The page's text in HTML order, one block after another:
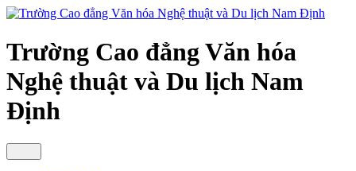
Trường Cao đẳng Văn hóa
Nghệ thuật và Du lịch Nam
Định